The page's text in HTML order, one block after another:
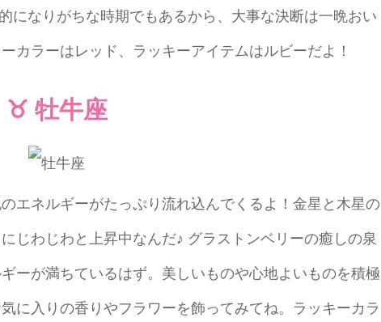
になりがちな時期でもあるから、大事な決断は一晩おい
カラーはレッド、ラッキーアイテムはルビーだよ！
♉ 牡牛座
エネルギーがたっぷり流れ込んでくるよ！金星と木星の
じわじわと上昇中なんだ♪ グラストンベリーの癒しの泉
ーが満ちているはず。美しいものや心地よいものを積極
に入りの香りやフラワーを飾ってみてね。ラッキーカラ